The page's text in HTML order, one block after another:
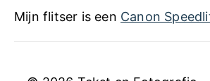
Mijn flitser is een Canon